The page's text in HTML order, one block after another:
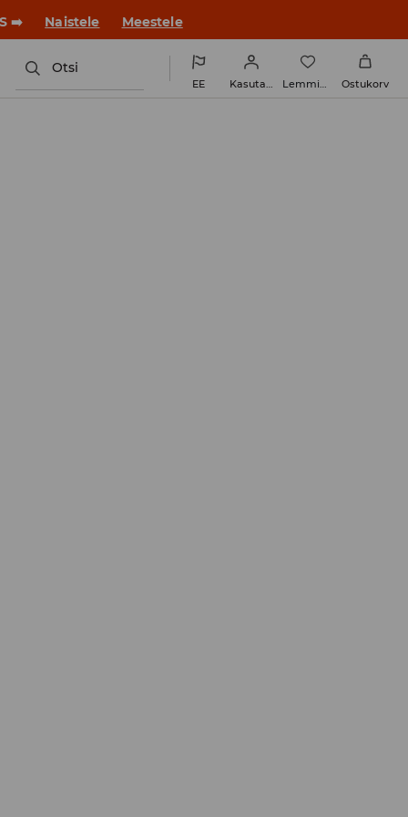
stiiliga! Naistele Meestele
Otsi
EE Kasutaja Lemmikud Ostukorv